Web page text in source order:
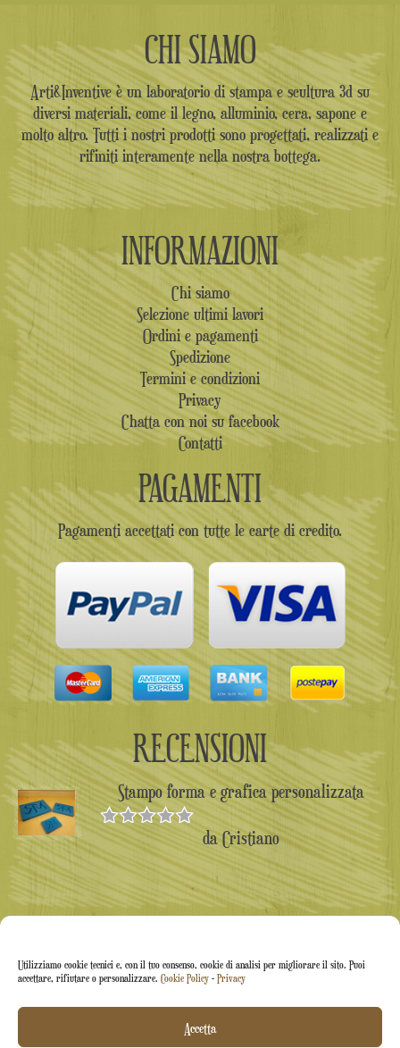
Utilizziamo cookie tecnici e, con il tuo consenso, cookie di analisi per migliorare il sito. Puoi
accettare, rifiutare o personalizzare. Cookie Policy - Privacy
Accetta
CHI SIAMO
Arti&Inventive è un laboratorio di stampa e scultura 3d su
diversi materiali, come il legno, alluminio, cera, sapone e
molto altro. Tutti i nostri prodotti sono progettati, realizzati e
rifiniti interamente nella nostra bottega.
INFORMAZIONI
Chi siamo
Selezione ultimi lavori
Ordini e pagamenti
Spedizione
Termini e condizioni
Privacy
Chatta con noi su facebook
Contatti
PAGAMENTI
Pagamenti accettati con tutte le carte di credito.
RECENSIONI
Stampo forma e grafica personalizzata
Valutato5
su 5
da Cristiano